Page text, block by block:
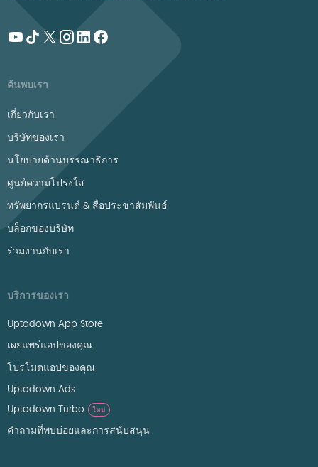
ค้นพบเรา
เกี่ยวกับเรา
บริษัทของเรา
นโยบายด้านบรรณาธิการ
ศูนย์ความโปร่งใส
ทรัพยากรแบรนด์ & สื่อประชาสัมพันธ์
บล็อกของบริษัท
ร่วมงานกับเรา
บริการของเรา
Uptodown App Store
เผยแพร่แอปของคุณ
โปรโมตแอปของคุณ
Uptodown Ads
Uptodown Turbo
ใหม่
คำถามที่พบบ่อยและการสนับสนุน